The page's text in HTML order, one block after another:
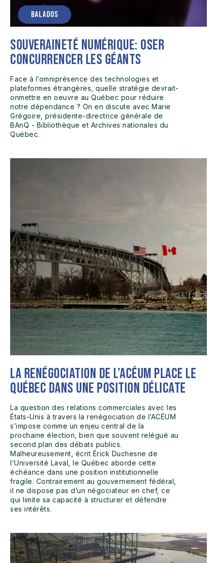
BALADOS
Souveraineté numérique: oser
concurrencer les géants
Face à l’omniprésence des technologies et
plateformes étrangères, quelle stratégie devrait-
onmettre en oeuvre au Québec pour réduire
notre dépendance ? On en discute avec Marie
Grégoire, présidente-directrice générale de
BAnQ - Bibliothèque et Archives nationales du
Québec.‍
La renégociation de l’ACÉUM place le
Québec dans une position délicate
La question des relations commerciales avec les
États-Unis à travers la renégociation de l’ACÉUM
s’impose comme un enjeu central de la
prochaine élection, bien que souvent relégué au
second plan des débats publics.
Malheureusement, écrit Érick Duchesne de
l’Université Laval, le Québec aborde cette
échéance dans une position institutionnelle
fragile. Contrairement au gouvernement fédéral,
il ne dispose pas d’un négociateur en chef, ce
qui limite sa capacité à structurer et défendre
ses intérêts.